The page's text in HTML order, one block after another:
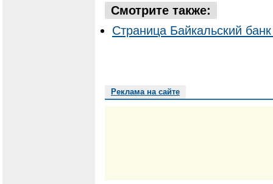
Смотрите также:
Страница Байкальский
Реклама на сайте